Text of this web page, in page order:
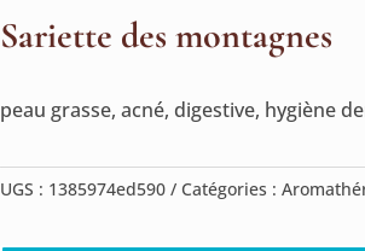
Sariette des montagnes
peau grasse, acné, digestive, hygiène
UGS : 1385974ed590 Catégories :